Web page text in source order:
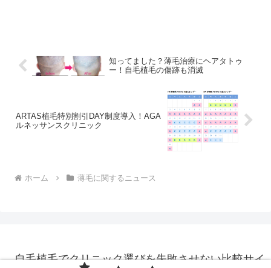
知ってました？薄毛治療にヘアタトゥ
ー！自毛植毛の傷跡も消滅
ARTAS植毛特別割引DAY制度導入！AGA
ルネッサンスクリニック
ホーム 薄毛に関するニュース
自毛植毛でクリニック選びを失敗させない比較サイ